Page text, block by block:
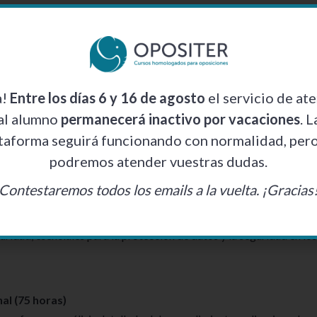
la hoja de cálculo de OpenOffice, herramienta utilizada
una herramienta muy útil para los profesionales de
esenciales para la protección de datos y la seguridad en los
(75 horas)
Entre los días 6 y 16 de agosto el servicio de
alumno permanecerá inactivo por vacaciones.
seguirá funcionando con normalidad,
podremos atender vuestras dudas.
todos los emails a la vuelta.